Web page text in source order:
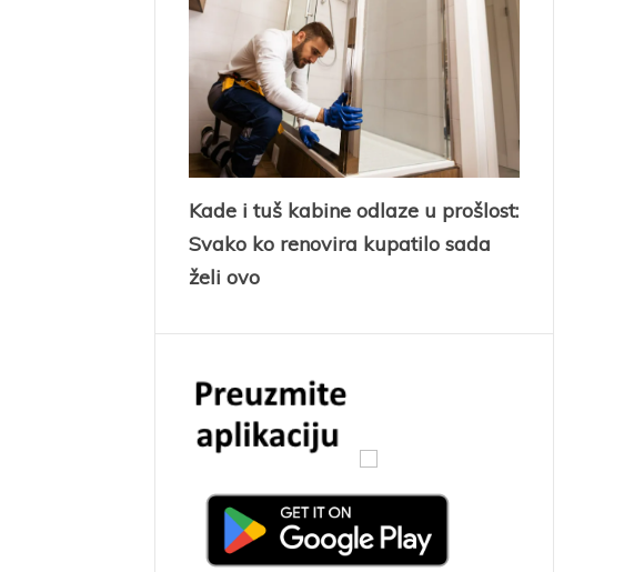
Kade i tuš kabine odlaze u prošlost:
Svako ko renovira kupatilo sada
želi ovo